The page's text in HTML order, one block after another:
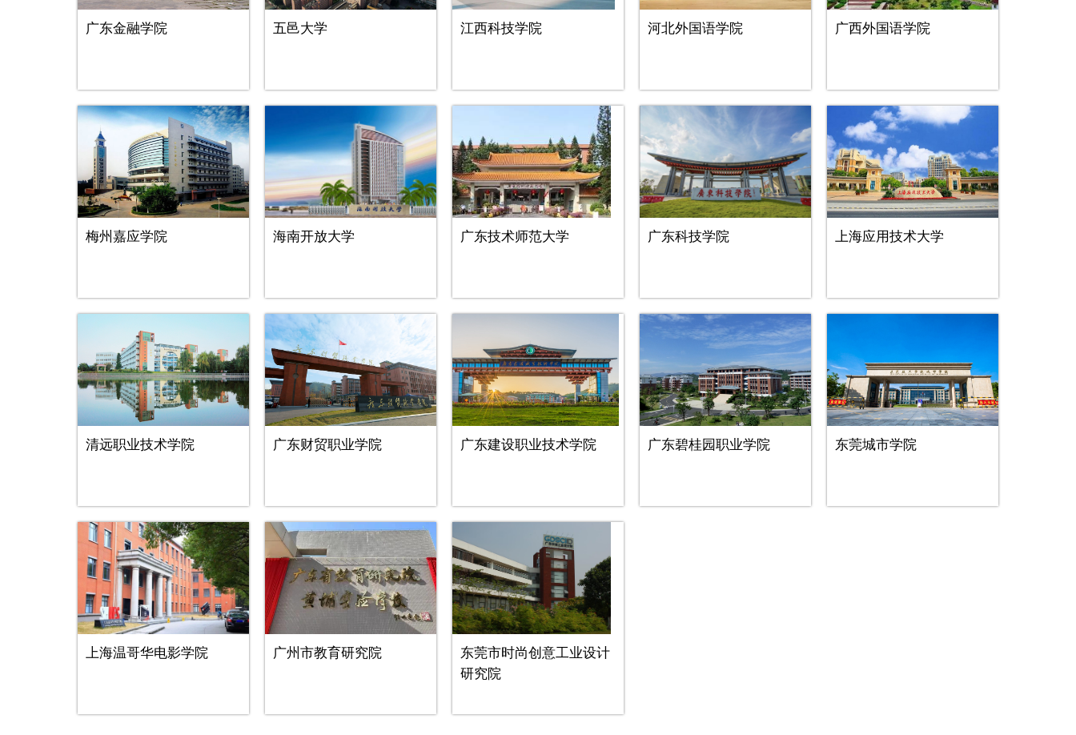
广东金融学院 五邑大学 江西科技学院 河北外国语学院 广西外国语学院
梅州嘉应学院 海南开放大学 广东技术师范大学 广东科技学院 上海应用技术大学
清远职业技术学院 广东财贸职业学院 广东建设职业技术学院 广东碧桂园职业学院 东莞城市学院
上海温哥华电影学院 广州市教育研究院
东莞市时尚创意工业设计
研究院